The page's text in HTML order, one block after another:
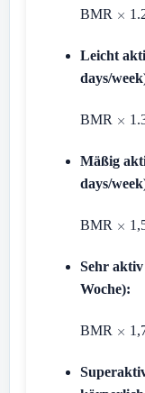
BMR
Leicht
days/
BMR
Mäßig
days/
BMR
Sehr aktiv
Woche):
BMR